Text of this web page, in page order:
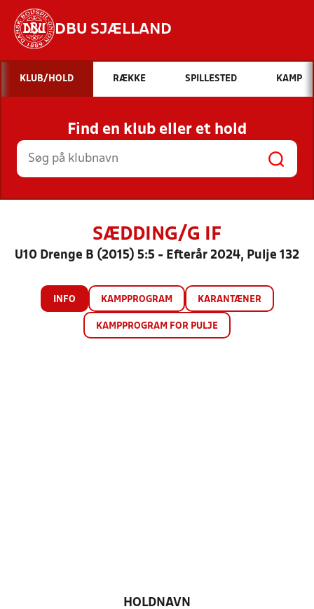
DBU SJÆLLAND
Hvad vil du søge efter?
INDHOLD OG NYHEDER
STILLINGER, RESULTATER, KLUBBER OG
HOLD
KLUB/HOLD RÆKKE SPILLESTED KAMP
Find en klub eller et hold
SÆDDING/G IF
U10 Drenge B (2015) 5:5 - Efterår 2024, Pulje 132
INFO KAMPPROGRAM KARANTÆNER
KAMPPROGRAM FOR PULJE
HOLDNAVN